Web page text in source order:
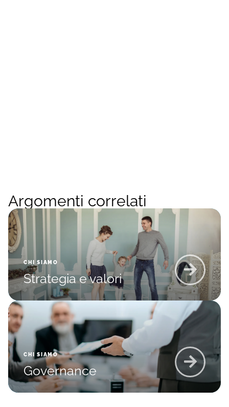
Argomenti correlati
CHI SIAMO
Strategia e valori
CHI SIAMO
Governance